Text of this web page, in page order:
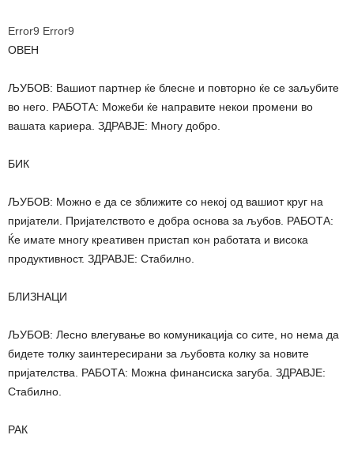
Error9 Error9
ОВЕН
ЉУБОВ: Вашиот партнер ќе блесне и повторно ќе се заљубите
во него. РАБОТА: Можеби ќе направите некои промени во
вашата кариера. ЗДРАВЈЕ: Многу добро.
БИК
ЉУБОВ: Можно е да се зближите со некој од вашиот круг на
пријатели. Пријателството е добра основа за љубов. РАБОТА:
Ќе имате многу креативен пристап кон работата и висока
продуктивност. ЗДРАВЈЕ: Стабилно.
БЛИЗНАЦИ
ЉУБОВ: Лесно влегување во комуникација со сите, но нема да
бидете толку заинтересирани за љубовта колку за новите
пријателства. РАБОТА: Можна финансиска загуба. ЗДРАВЈЕ:
Стабилно.
РАК